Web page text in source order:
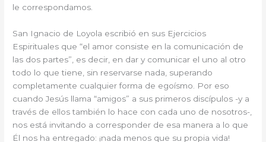
le correspondamos.
San Ignacio de Loyola escribió en sus Ejercicios
Espirituales que “el amor consiste en la comunicación de
las dos partes”, es decir, en dar y comunicar el uno al otro
todo lo que tiene, sin reservarse nada, superando
completamente cualquier forma de egoísmo. Por eso
cuando Jesús llama “amigos” a sus primeros discípulos -y a
través de ellos también lo hace con cada uno de nosotros-,
nos está invitando a corresponder de esa manera a lo que
Él nos ha entregado: ¡nada menos que su propia vida!